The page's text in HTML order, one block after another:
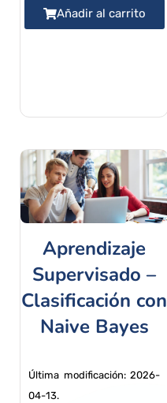
Añadir al carrito
Aprendizaje
Supervisado –
Clasificación con
Naive Bayes
Última modificación: 2026-
04-13.